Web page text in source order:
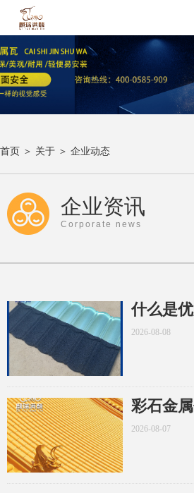
企业资讯
Corporate news
什么是
2026-08-08
彩石金
2026-08-07
首页 ＞ 关于 ＞ 企业动态